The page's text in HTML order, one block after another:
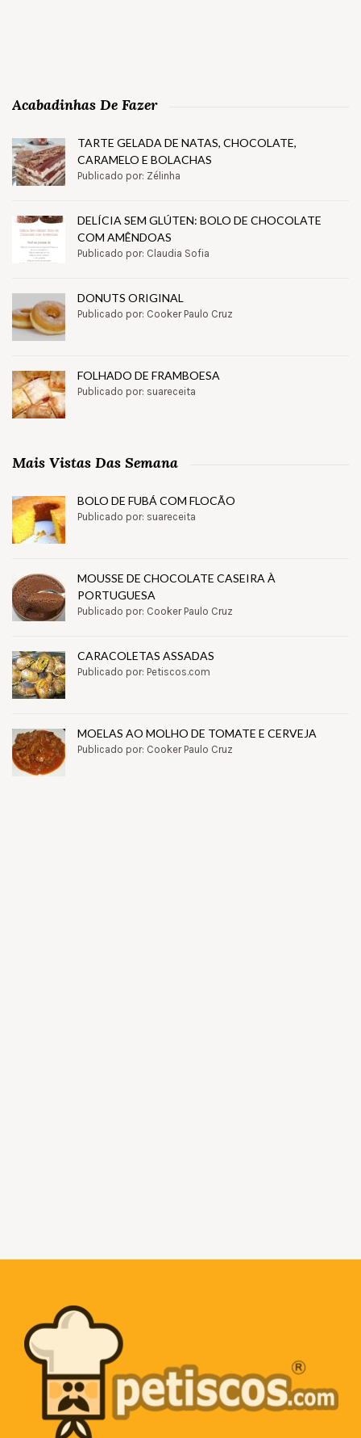
Acabadinhas De Fazer
TARTE GELADA DE NATAS, CHOCOLATE,
CARAMELO E BOLACHAS
Publicado por: Zélinha
DELÍCIA SEM GLÚTEN: BOLO DE CHOCOLATE
COM AMÊNDOAS
Publicado por: Claudia Sofia
DONUTS ORIGINAL
Publicado por: Cooker Paulo Cruz
FOLHADO DE FRAMBOESA
Publicado por: suareceita
Mais Vistas Das Semana
BOLO DE FUBÁ COM FLOCÃO
Publicado por: suareceita
MOUSSE DE CHOCOLATE CASEIRA À
PORTUGUESA
Publicado por: Cooker Paulo Cruz
CARACOLETAS ASSADAS
Publicado por: Petiscos.com
MOELAS AO MOLHO DE TOMATE E CERVEJA
Publicado por: Cooker Paulo Cruz